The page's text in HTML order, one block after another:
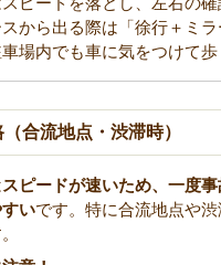
スから出る際は「徐行＋ミラ
車場内でも車に気をつけて歩
合流地点・渋滞時）
スピードが速いため、一度
いです。特に合流地点や